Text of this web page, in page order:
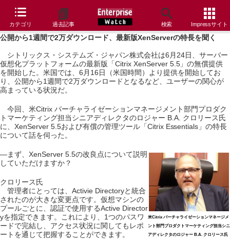
カテゴリ 過去記事 検索 Impressサイト
公開から1週間で2万ダウンロード、最新版XenServerの特長を聞く
シトリックス・システムズ・ジャパン株式会社は6月24日、サーバー
仮想化プラットフォームの最新版「Citrix XenServer 5.5」の無償提供
を開始した。米国では、6月16日（米国時間）より提供を開始してお
り、公開から1週間で2万ダウンロードとなるなど、ユーザーの関心が
高まっている状況だ。
今回、米Citrix バーチャライゼーションマネージメント部門プロダク
トマーケティング担当シニアディレクタのロジャー B.A. クロリース氏
に、XenServer 5.5および有償の管理ツール「Citrix Essentials」の特長
について話を伺った。
米Citrix バーチャライゼーションマネージメ
ント部門プロダクトマーケティング担当シニ
アディレクタのロジャー B.A. クロリース氏
―まず、XenServer 5.5の改良点について説明
していただけますか？
クロリース氏
管理者にとっては、Activie Directoryと統合
されたのが大きな変更点です。仮想マシンの
プールごとに、認証で使用するActive Director
yを指定できます。これにより、1つのパスワ
ードで完結し、アクセス状況に関してもレポ
ートを通じて把握することができます。